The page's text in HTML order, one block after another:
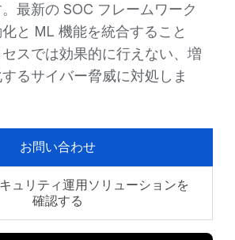
最新の SOC フレームワーク
と ML 機能を統合すること
スでは効果的に行えない、増
るサイバー脅威に対処しま
お問い合わせ
ュリティ運用ソリューションを
確認する